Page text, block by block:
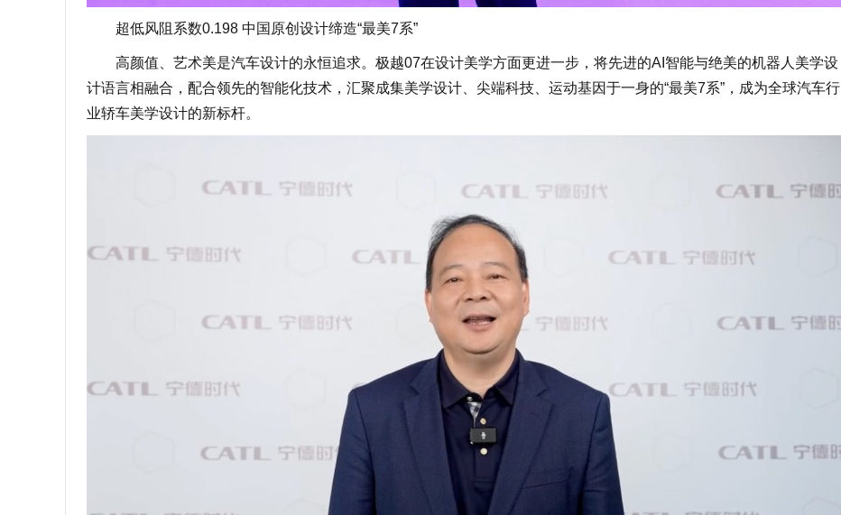
超低风阻系数0.198 中国原创设计缔造“最美7系”
高颜值、艺术美是汽车设计的永恒追求。极越07在设计美学方面更进一步，将先进的AI智能与绝美的机器人美学设
计语言相融合，配合领先的智能化技术，汇聚成集美学设计、尖端科技、运动基因于一身的“最美7系”，成为全球汽车行
业轿车美学设计的新标杆。